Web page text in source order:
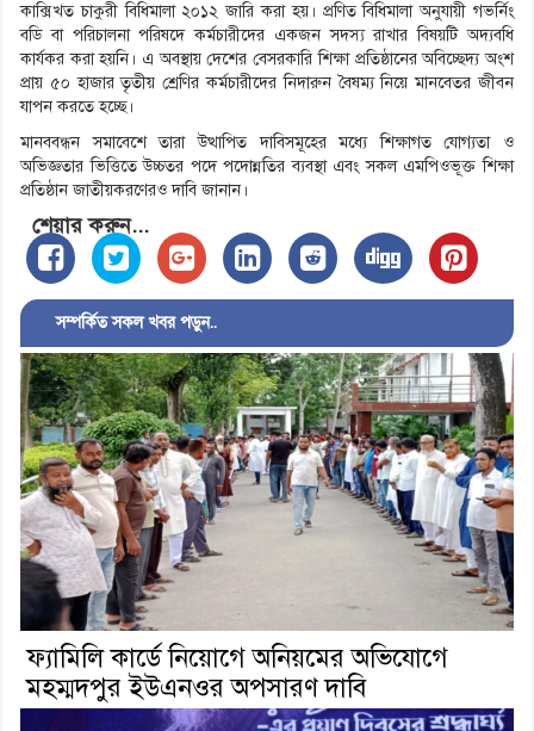
কাক্সিখত চাকুরী বিধিমালা ২০১২ জারি করা হয়। প্রণিত বিধিমালা অনুযায়ী গভর্নিং
বডি বা পরিচালনা পরিষদে কর্মচারীদের একজন সদস্য রাখার বিষয়টি অদ্যবধি
কার্যকর করা হয়নি। এ অবস্থায় দেশের বেসরকারি শিক্ষা প্রতিষ্ঠানের অবিচ্ছেদ্য অংশ
প্রায় ৫০ হাজার তৃতীয় শ্রেণির কর্মচারীদের নিদারুন বৈষম্য নিয়ে মানবেতর জীবন
যাপন করতে হচ্ছে।
মানববন্ধন সমাবেশে তারা উত্থাপিত দাবিসমূহের মধ্যে শিক্ষাগত যোগ্যতা ও
অভিজ্ঞতার ভিত্তিতে উচ্চতর পদে পদোন্নতির ব্যবস্থা এবং সকল এমপিওভূক্ত শিক্ষা
প্রতিষ্ঠান জাতীয়করণেরও দাবি জানান।
শেয়ার করুন...
সম্পর্কিত সকল খবর পড়ুন..
ফ্যামিলি কার্ডে নিয়োগে অনিয়মের অভিযোগে
মহম্মদপুর ইউএনওর অপসারণ দাবি